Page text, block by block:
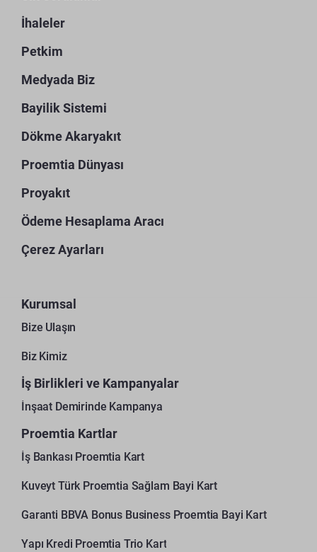
İhaleler
Petkim
Medyada Biz
Bayilik Sistemi
Dökme Akaryakıt
Proemtia Dünyası
Proyakıt
Ödeme Hesaplama Aracı
Çerez Ayarları
Kurumsal
Bize Ulaşın
Biz Kimiz
İş Birlikleri ve Kampanyalar
İnşaat Demirinde Kampanya
Proemtia Kartlar
İş Bankası Proemtia Kart
Kuveyt Türk Proemtia Sağlam Bayi Kart
Garanti BBVA Bonus Business Proemtia Bayi Kart
Yapı Kredi Proemtia Trio Kart